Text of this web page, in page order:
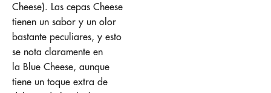
Cheese). Las cepas Cheese
tienen un sabor y un olor
bastante peculiares, y esto
se nota claramente en
la Blue Cheese, aunque
tiene un toque extra de